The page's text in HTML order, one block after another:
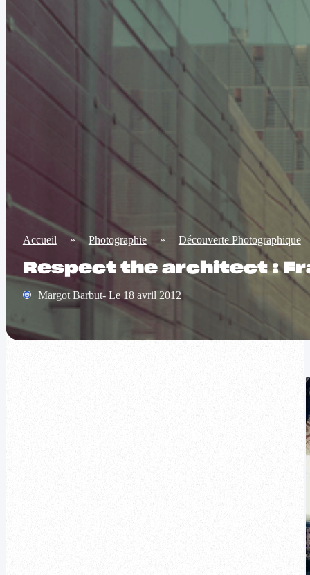
Accueil » Photographie » Découverte Photographique
Respect the architect :
Margot Barbut- Le 18 avril 2012